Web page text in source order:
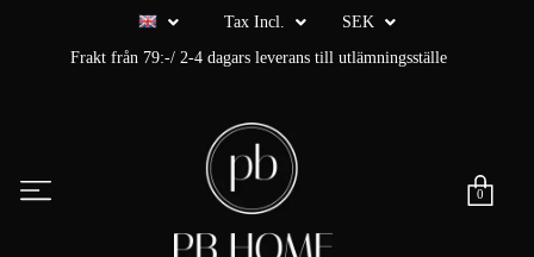
Tax Incl.
SEK
Frakt från 79:-/ 2-4 dagars leverans till utlämningsställe
0